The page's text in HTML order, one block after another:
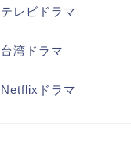
テレビドラマ
台湾ドラマ
Netflixドラマ